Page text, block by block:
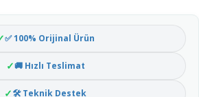
✅ 100% Orijinal Ürün
🚚 Hızlı Teslimat
🛠 Teknik Destek